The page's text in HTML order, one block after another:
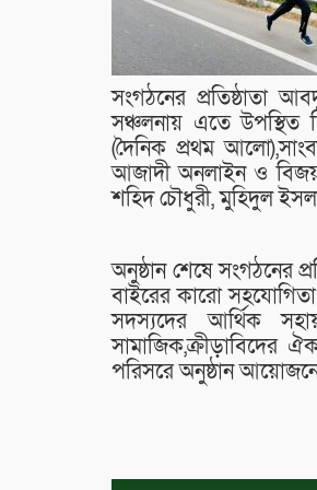
সংগঠনের প্রতিষ্ঠাতা
সঞ্চলনায় এতে উপস্থিত
(দৈনিক প্রথম
আজাদী অনলাইন ও বিজয়
শহিদ চৌধুরী, মুহিদুল
অনুষ্ঠান শেষে সংগঠনের
বাইরের কারো
সদস্যদের আর্থিক
পরিসরে অনুষ্ঠান